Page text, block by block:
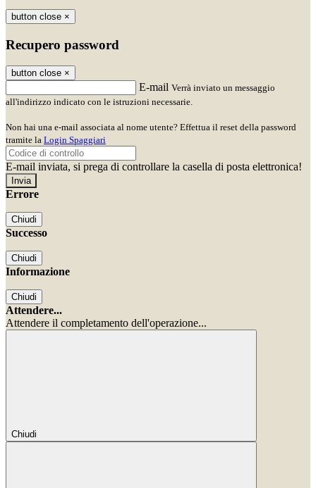
button close ×
Recupero password
button close ×
E-mail Verrà inviato un messaggio
all'indirizzo indicato con le istruzioni necessarie.
Non hai una e-mail associata al nome utente? Effettua il reset della password
tramite la Login Spaggiari
E-mail inviata, si prega di controllare la casella di posta elettronica!
Errore
Chiudi
Successo
Chiudi
Informazione
Chiudi
Attendere...
Attendere il completamento dell'operazione...
Chiudi